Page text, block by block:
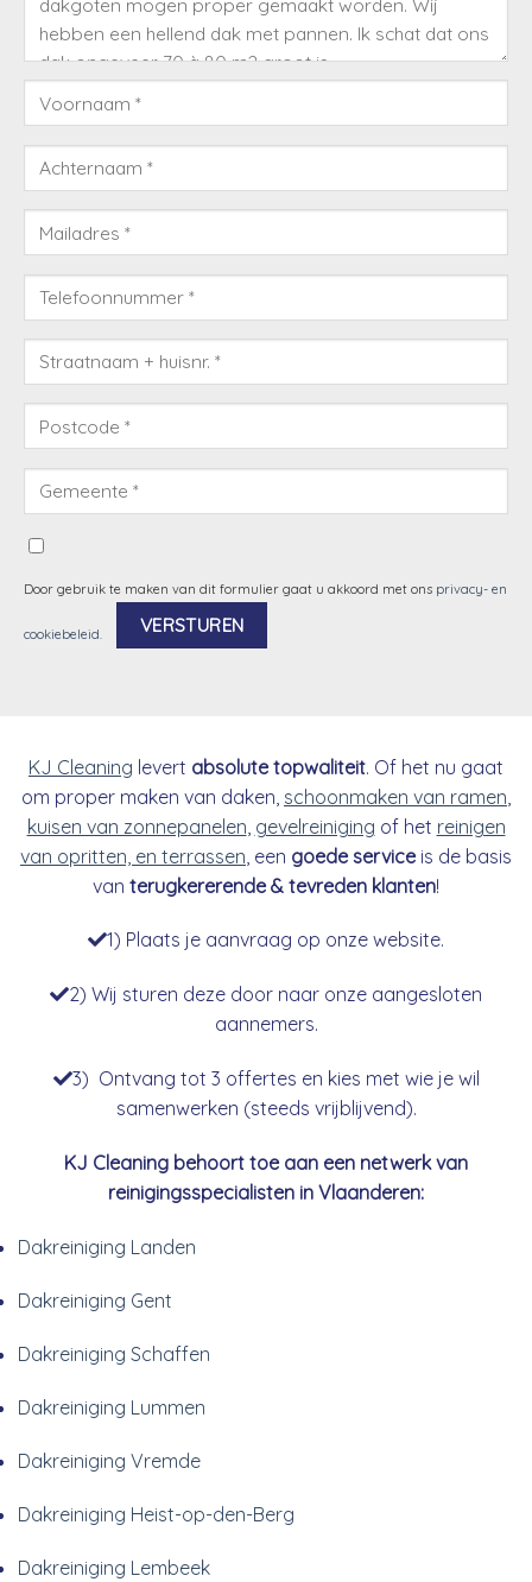
Door gebruik te maken van dit formulier gaat u akkoord met ons privacy- en
cookiebeleid.
KJ Cleaning levert absolute topwaliteit. Of het nu gaat
om proper maken van daken, schoonmaken van ramen
kuisen van zonnepanelen gevelreiniging of het reinigen
van opritten, en terrassen , een goede serviceis de basis
van terugkererende & tevreden klanten!
1) Plaats je aanvraag op onze website.
2) Wij sturen deze door naar onze aangesloten
aannemers.
3) Ontvang tot 3 offertes en kies met wie je wil
samenwerken (steeds vrijblijvend).
KJ Cleaning behoort toe aan een netwerk van
reinigingsspecialisten in Vlaanderen:
Dakreiniging Landen
Dakreiniging Gent
Dakreiniging Schaffen
Dakreiniging Lummen
Dakreiniging Vremde
Dakreiniging Heist-op-den-Berg
Dakreiniging Lembeek